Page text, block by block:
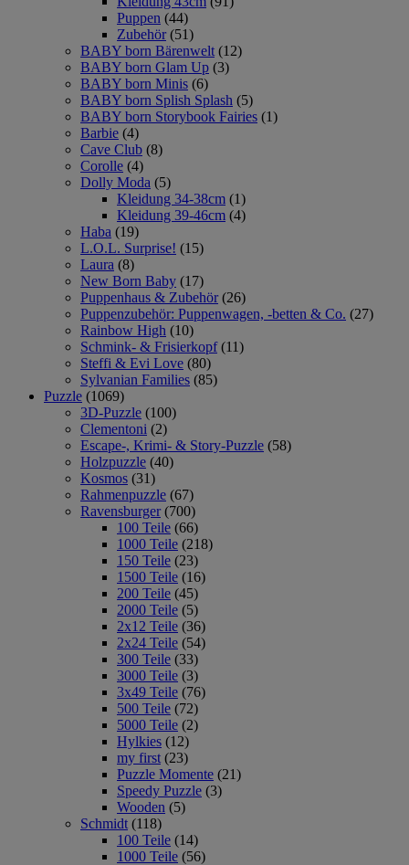
Puppen (44)
Zubehör (51)
BABY born Bärenwelt (12)
BABY born Glam Up (3)
BABY born Minis (6)
BABY born Splish Splash (5)
BABY born Storybook Fairies (1)
Barbie (4)
Cave Club (8)
Corolle (4)
Dolly Moda (5)
Kleidung 34-38cm (1)
Kleidung 39-46cm (4)
Haba (19)
L.O.L. Surprise! (15)
Laura (8)
New Born Baby (17)
Puppenhaus & Zubehör (26)
Puppenzubehör: Puppenwagen, -betten & Co. (27)
Rainbow High (10)
Schmink- & Frisierkopf (11)
Steffi & Evi Love (80)
Sylvanian Families (85)
Puzzle (1069)
3D-Puzzle (100)
Clementoni (2)
Escape-, Krimi- & Story-Puzzle (58)
Holzpuzzle (40)
Kosmos (31)
Rahmenpuzzle (67)
Ravensburger (700)
100 Teile (66)
1000 Teile (218)
150 Teile (23)
1500 Teile (16)
200 Teile (45)
2000 Teile (5)
2x12 Teile (36)
2x24 Teile (54)
300 Teile (33)
3000 Teile (3)
3x49 Teile (76)
500 Teile (72)
5000 Teile (2)
Hylkies (12)
my first (23)
Puzzle Momente (21)
Speedy Puzzle (3)
Wooden (5)
Schmidt (118)
100 Teile (14)
1000 Teile (56)